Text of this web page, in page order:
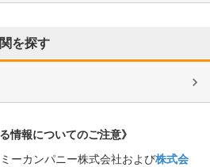
を探す
情報についてのご注意》
ーカンパニー株式会社および株式会